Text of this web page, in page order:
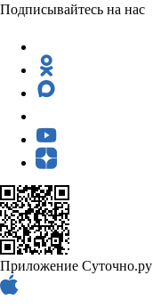
Подписывайтесь на нас
Приложение Суточно.ру